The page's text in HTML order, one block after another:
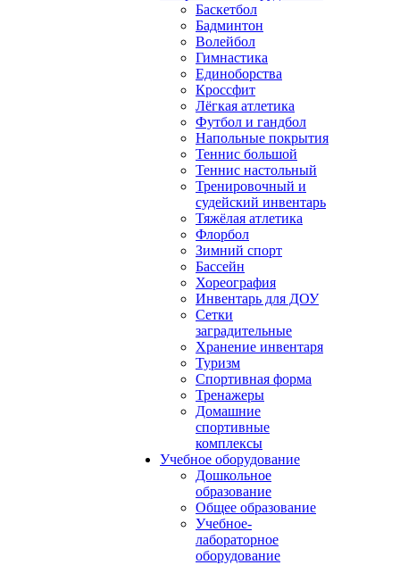
Баскетбол
Бадминтон
Волейбол
Гимнастика
Единоборства
Кроссфит
Лёгкая атлетика
Футбол и гандбол
Напольные покрытия
Теннис большой
Теннис настольный
Тренировочный и
судейский инвентарь
Тяжёлая атлетика
Флорбол
Зимний спорт
Бассейн
Хореография
Инвентарь для ДОУ
Сетки
заградительные
Хранение инвентаря
Туризм
Спортивная форма
Тренажеры
Домашние
спортивные
комплексы
Учебное оборудование
Дошкольное
образование
Общее образование
Учебное-
лабораторное
оборудование